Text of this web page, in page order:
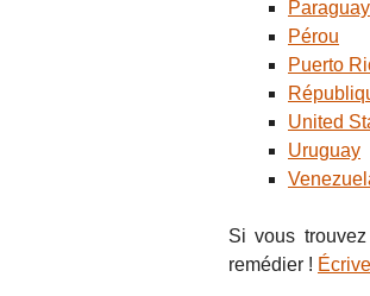
Paraguay
Pérou
Puerto
United
Uruguay
Si vous
remédier !